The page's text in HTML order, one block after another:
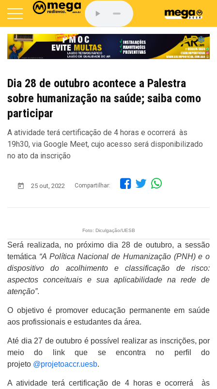
Dia 28 de outubro acontece a Palestra
sobre humanização na saúde; saiba como
participar
A atividade terá certificação de 4 horas e ocorrerá às
19h30, via Google Meet, cujo acesso será disponibilizado
no ato da inscrição
25 out, 2022 Compartilhar:
Foto: Diculgação/UESB
Será realizada, no próximo dia 28 de outubro, a sessão
temática “A Política Nacional de Humanização (PNH) e o
dispositivo do acolhimento e classificação de risco:
aspectos conceituais e sua aplicabilidade na rede de
atenção”.
O objetivo é promover educação permanente em saúde
aos profissionais e estudantes da área.
Até dia 27 de outubro é possível realizar as inscrições, por
meio do link que se encontra no perfil do
projeto @projetoaccr.uesb.
A atividade terá certificação de 4 horas e ocorrerá às